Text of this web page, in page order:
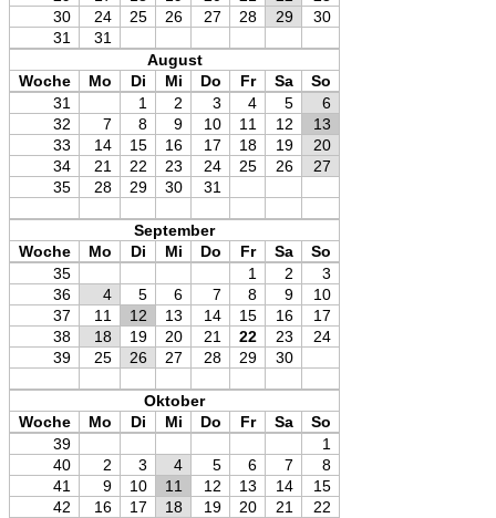
30
24 25 26 27 28 29
30
31
31
August
Woche
Mo Di Mi Do Fr Sa
So
31
1 2 3 4 5
6
32
7 8 9 10 11 12
13
33
14 15 16 17 18 19
20
34
21 22 23 24 25 26
27
35
28 29 30 31
September
Woche
Mo Di Mi Do Fr Sa
So
35
1 2
3
36
4 5 6 7 8 9
10
37
11 12 13 14 15 16
17
38
18 19 20 21 22 23
24
39
25 26 27 28 29 30
Oktober
Woche
Mo Di Mi Do Fr Sa
So
39
1
40
2 3 4 5 6 7
8
41
9 10 11 12 13 14
15
42
16 17 18 19 20 21
22